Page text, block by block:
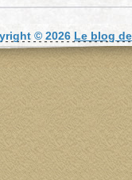
© 2026 Le blog